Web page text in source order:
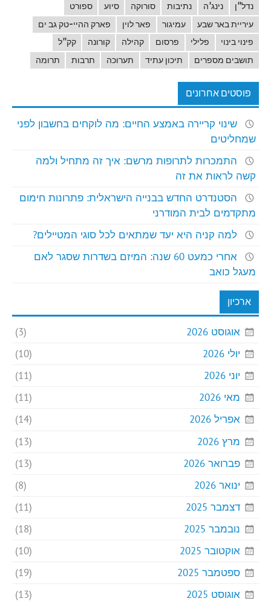
נדל"ן
נינג'ה נתיבות סורוקה סיוע
ספורט
עיריית באר שבע
עמיגור פאר לוין
פארק ההיי-טק גב ים
פינוי בינוי
פלילי פרסום קהילה קורונה
קק"ל
תושבים מספרים
תיכון עתיד תערוכה תרבות תרומה
פוסטים אחרונים
שינוי קריירה באמצע החיים: מה לוקחים בחשבון לפני
שמחליטים
התמכרות לתרופות מרשם: איך זה מתחיל ולמה
קשה לראות את זה
הסטנדרט החדש בבנייה הישראלית: פתרונות חימום
מתקדמים לבית המודרני
למה קניה היא יעד שמתאים לכל סוגי המטיילים?
אחרי כמעט 60 שנה: המיזם בשדרות שסגר לאם
מעגל כואב
ארכיון
אוגוסט 2026
יולי 2026
יוני 2026
מאי 2026
אפריל 2026
מרץ 2026
פברואר 2026
ינואר 2026
דצמבר 2025
נובמבר 2025
אוקטובר 2025
ספטמבר 2025
אוגוסט 2025